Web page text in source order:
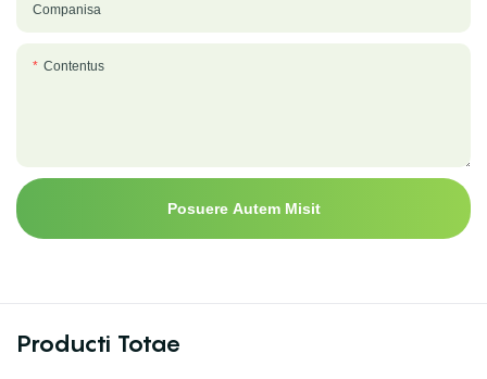
Companisa
Contentus
Posuere Autem Misit
Producti Totae